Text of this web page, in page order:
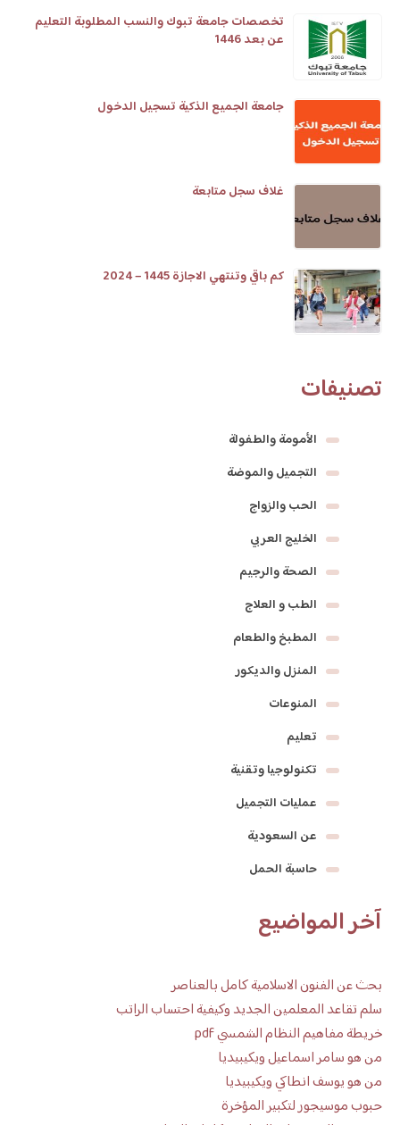
تخصصات جامعة تبوك والنسب المطلوبة التعليم
عن بعد 1446
جامعة الجميع الذكية تسجيل الدخول
غلاف سجل متابعة
كم باقي وتنتهي الاجازة 1445 – 2024
تصنيفات
الأمومة والطفولة
التجميل والموضة
الحب والزواج
الخليج العربي
الصحة والرجيم
الطب و العلاج
المطبخ والطعام
المنزل والديكور
المنوعات
تعليم
تكنولوجيا وتقنية
عمليات التجميل
عن السعودية
حاسبة الحمل
آخر المواضيع
بحث عن الفنون الاسلامية كامل بالعناصر
سلم تقاعد المعلمين الجديد وكيفية احتساب الراتب
خريطة مفاهيم النظام الشمسي pdf
من هو سامر اسماعيل ويكيبيديا
من هو يوسف انطاكي ويكيبيديا
حبوب موسيجور لتكبير المؤخرة